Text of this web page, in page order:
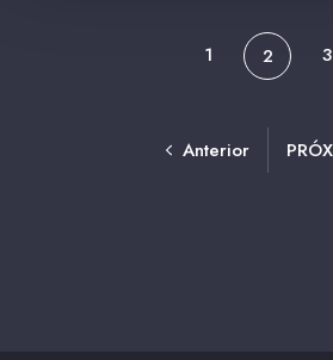
1 2 3
Anterior